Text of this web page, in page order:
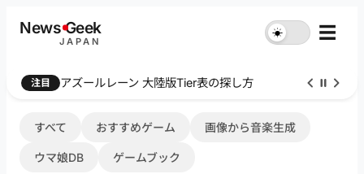
NewsGeek
JAPAN
☀︎ ☰
注目 Farthest Frontier 序盤攻略
すべて おすすめゲーム 画像から音楽生成
ウマ娘DB ゲームブック